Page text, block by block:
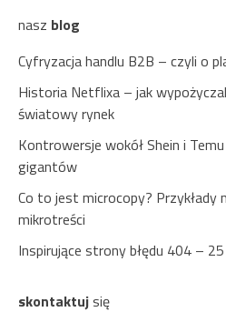
nasz blog
Cyfryzacja handlu B2B – czyli o
Historia Netflixa – jak
światowy rynek
Kontrowersje wokół Shein i
gigantów
Co to jest microcopy? Przykłady
mikrotreści
Inspirujące strony błędu 404 –
skontaktujsię